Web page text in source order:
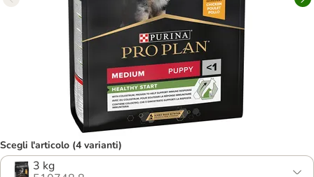
Scegli l'articolo (4 varianti)
3 kg